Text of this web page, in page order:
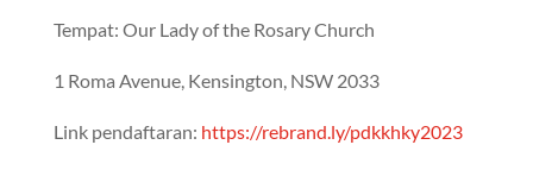
Tempat: Our Lady of the Rosary Church
1 Roma Avenue, Kensington, NSW 2033
Link pendaftaran: https://rebrand.ly/pdkkhky2023